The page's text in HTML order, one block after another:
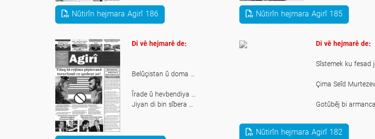
tev nifşan
Hişyariya takekesan mercê
Nûtirîn hejmara Agirî 186 Nûtirîn hejmara Agirî 185
Di vê hejmarê de:
Belûçistan û doma …
Îrade û hevbendiya …
Jiyan di bin sîbera …
Di vê hejmarê de:
Sîstemek ku fesad
Çima Seîd
Gotûbêj bi
Roja Cîhanî a
Nûtirîn hejmara Agirî 182